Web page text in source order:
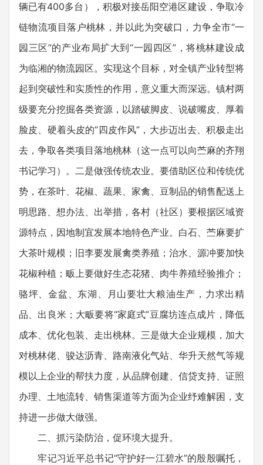
辆已有400多台），积极对接岳阳空港区建设，争取冷
链物流项目落户桃林，并以此为突破口，力争全市“一
园三区”的产业布局扩大到“一园四区”，将桃林建设成
为临湘的物流园区。实现这个目标，对全镇产业转型将
起到突破性和实质性的作用，意义重大而深远。镇村两
级要充分挖掘各类资源，以踏破脚皮、说破嘴皮、厚着
脸皮、硬着头皮的“四皮作风”，大步迈出去、积极走出
去，争取各类项目落地桃林（这一点可以向苎麻的齐翔
书记学习）。二是做强传统农业。要借助区位和传统优
势，在茶叶、花椒、蔬果、家禽、豆制品的销售配送上
明思路、想办法、出举措，各村（社区）要根据区域资
源特点，因地制宜发展本地特色产业。白石、苎麻要扩
大茶叶规模；旧李要发展禽类养殖；治水、源冲要加快
花椒种植；畈上要做好生态花猪、肉牛养殖经验推介；
骆坪、金盆、东湖、月山要壮大粮油生产，力求出精
品、出良米；大畈要将“家庭式”豆腐坊连点成片，降低
成本、优化包装、走出桃林。三是做大企业规模，加大
对桃林佬、骏达沥青、路南液化气站、华升天然气等规
模以上企业的帮扶力度，从品牌创建、信贷支持、证照
办理、土地流转、销售渠道等方面为企业纾难解困，支
持进一步做大做强。
二、抓污染防治，促环境大提升。
牢记习近平总书记“守护好一江碧水”的殷殷嘱托，